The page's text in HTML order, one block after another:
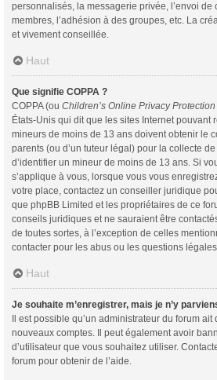
personnalisés, la messagerie privée, l’envoi de
membres, l’adhésion à des groupes, etc. La
et vivement conseillée.
Haut
Que signifie COPPA ?
COPPA (ou Children’s Online Privacy Protection
États-Unis qui dit que les sites Internet pouvant
mineurs de moins de 13 ans doivent obtenir le
parents (ou d’un tuteur légal) pour la collecte
d’identifier un mineur de moins de 13 ans. Si
s’applique à vous, lorsque vous vous
votre place, contactez un conseiller juridique
que phpBB Limited et les propriétaires de ce
conseils juridiques et ne sauraient être
de toutes sortes, à l’exception de celles
contacter pour les abus ou les questions
Haut
Je souhaite m’enregistrer, mais je n’y
Il est possible qu’un administrateur du forum
nouveaux comptes. Il peut également avoir
d’utilisateur que vous souhaitez utiliser.
forum pour obtenir de l’aide.